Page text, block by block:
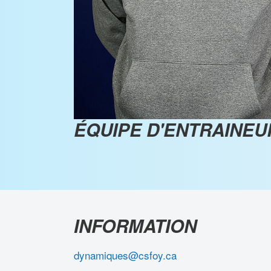
ÉQUIPE
INFORMATION
dynamiques@csfoy.ca